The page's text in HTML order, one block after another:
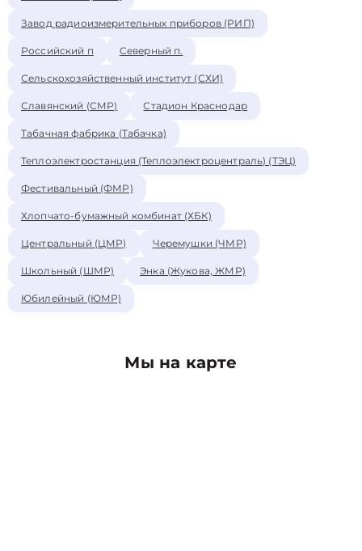
Завод радиоизмерительных приборов (РИП)
Российский п Северный п.
Сельскохозяйственный институт (СХИ)
Славянский (СМР) Стадион Краснодар
Табачная фабрика (Табачка)
Теплоэлектростанция (Теплоэлектроцентраль) (ТЭЦ)
Фестивальный (ФМР)
Хлопчато-бумажный комбинат (ХБК)
Центральный (ЦМР) Черемушки (ЧМР)
Школьный (ШМР) Энка (Жукова, ЖМР)
Юбилейный (ЮМР)
Мы на карте